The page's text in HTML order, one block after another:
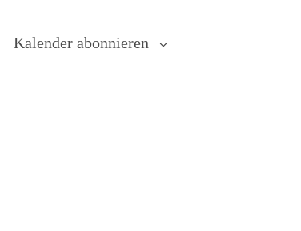
Kalender abonnieren